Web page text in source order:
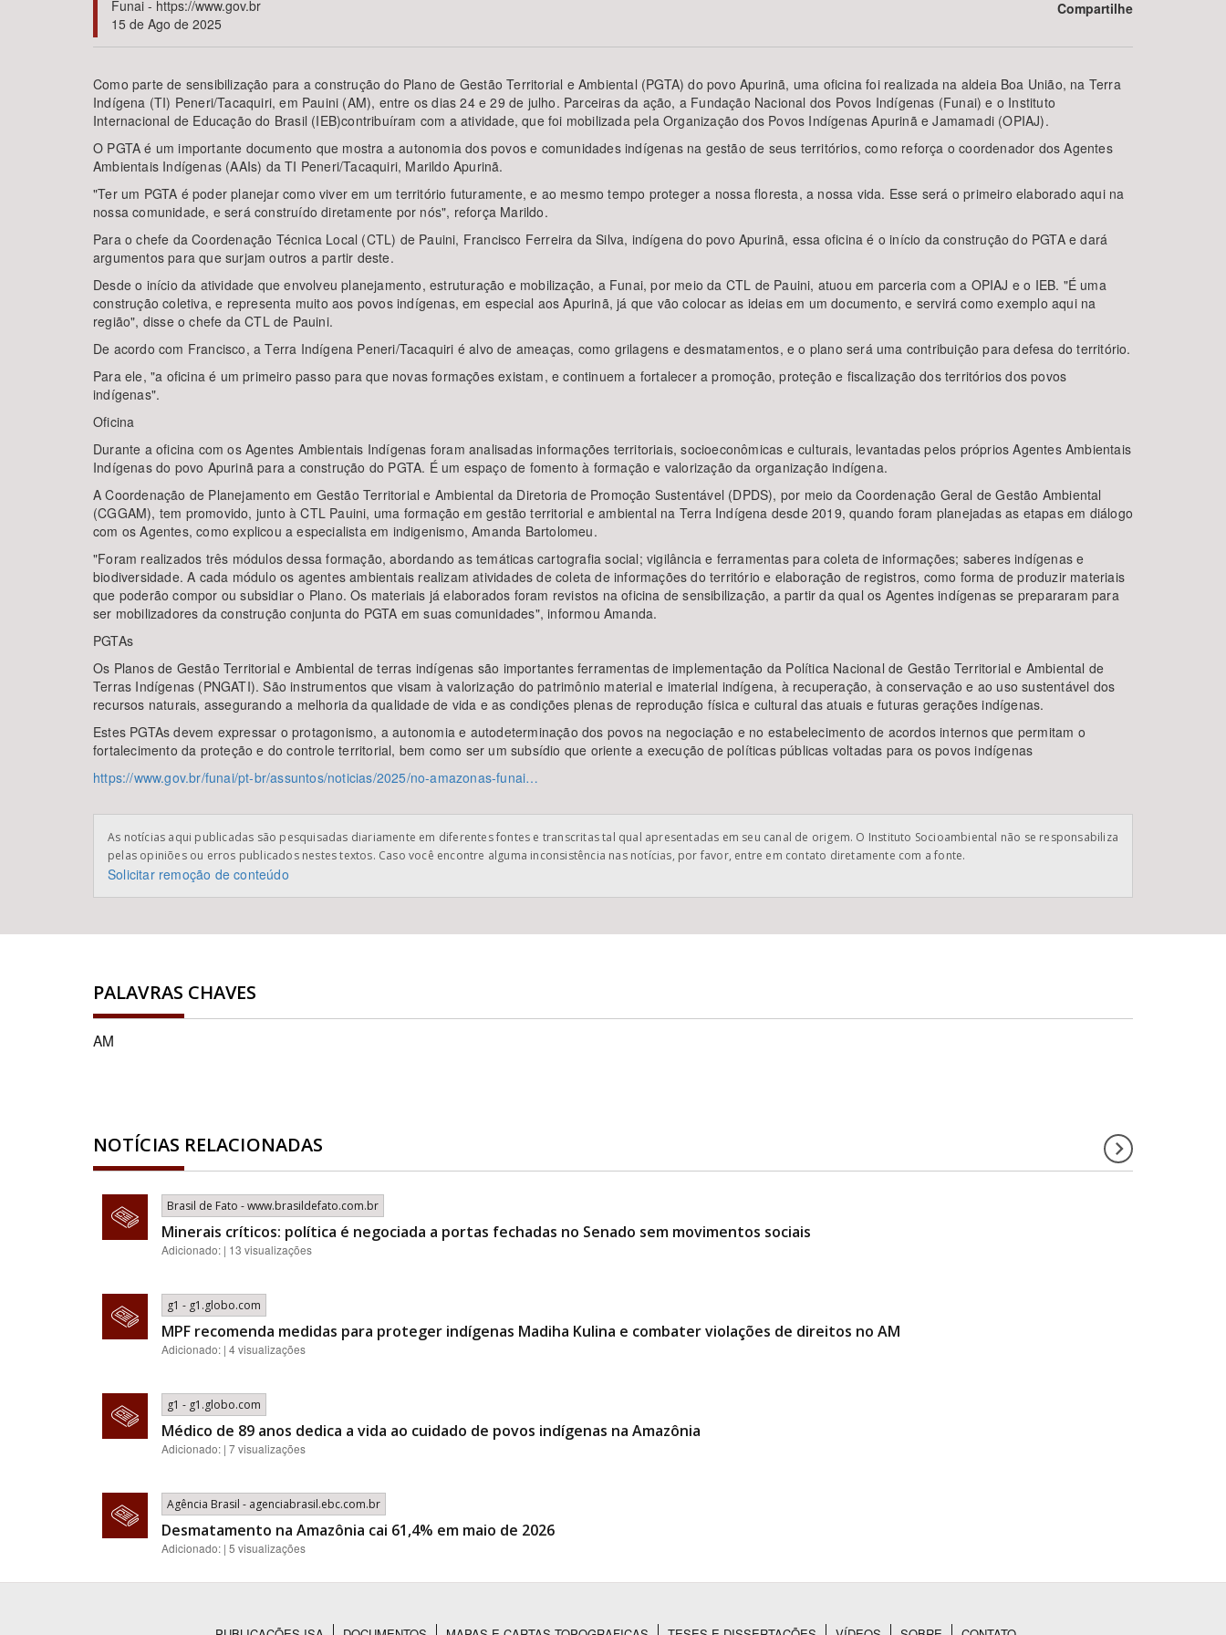
Área de Levantamento Área Protegida
BUSCAR
Funai - https://www.gov.br
15 de Ago de 2025
Compartilhe
Como parte de sensibilização para a construção do Plano de Gestão Territorial e Ambiental (PGTA) do povo Apurinã, uma oficina foi realizada na aldeia Boa União, na Terra
Indígena (TI) Peneri/Tacaquiri, em Pauini (AM), entre os dias 24 e 29 de julho. Parceiras da ação, a Fundação Nacional dos Povos Indígenas (Funai) e o Instituto
Internacional de Educação do Brasil (IEB)contribuíram com a atividade, que foi mobilizada pela Organização dos Povos Indígenas Apurinã e Jamamadi (OPIAJ).
O PGTA é um importante documento que mostra a autonomia dos povos e comunidades indígenas na gestão de seus territórios, como reforça o coordenador dos Agentes
Ambientais Indígenas (AAIs) da TI Peneri/Tacaquiri, Marildo Apurinã.
"Ter um PGTA é poder planejar como viver em um território futuramente, e ao mesmo tempo proteger a nossa floresta, a nossa vida. Esse será o primeiro elaborado aqui na
nossa comunidade, e será construído diretamente por nós", reforça Marildo.
Para o chefe da Coordenação Técnica Local (CTL) de Pauini, Francisco Ferreira da Silva, indígena do povo Apurinã, essa oficina é o início da construção do PGTA e dará
argumentos para que surjam outros a partir deste.
Desde o início da atividade que envolveu planejamento, estruturação e mobilização, a Funai, por meio da CTL de Pauini, atuou em parceria com a OPIAJ e o IEB. "É uma
construção coletiva, e representa muito aos povos indígenas, em especial aos Apurinã, já que vão colocar as ideias em um documento, e servirá como exemplo aqui na
região", disse o chefe da CTL de Pauini.
De acordo com Francisco, a Terra Indígena Peneri/Tacaquiri é alvo de ameaças, como grilagens e desmatamentos, e o plano será uma contribuição para defesa do território.
Para ele, "a oficina é um primeiro passo para que novas formações existam, e continuem a fortalecer a promoção, proteção e fiscalização dos territórios dos povos
indígenas".
Oficina
Durante a oficina com os Agentes Ambientais Indígenas foram analisadas informações territoriais, socioeconômicas e culturais, levantadas pelos próprios Agentes Ambientais
Indígenas do povo Apurinã para a construção do PGTA. É um espaço de fomento à formação e valorização da organização indígena.
A Coordenação de Planejamento em Gestão Territorial e Ambiental da Diretoria de Promoção Sustentável (DPDS), por meio da Coordenação Geral de Gestão Ambiental
(CGGAM), tem promovido, junto à CTL Pauini, uma formação em gestão territorial e ambiental na Terra Indígena desde 2019, quando foram planejadas as etapas em diálogo
com os Agentes, como explicou a especialista em indigenismo, Amanda Bartolomeu.
"Foram realizados três módulos dessa formação, abordando as temáticas cartografia social; vigilância e ferramentas para coleta de informações; saberes indígenas e
biodiversidade. A cada módulo os agentes ambientais realizam atividades de coleta de informações do território e elaboração de registros, como forma de produzir materiais
que poderão compor ou subsidiar o Plano. Os materiais já elaborados foram revistos na oficina de sensibilização, a partir da qual os Agentes indígenas se prepararam para
ser mobilizadores da construção conjunta do PGTA em suas comunidades", informou Amanda.
PGTAs
Os Planos de Gestão Territorial e Ambiental de terras indígenas são importantes ferramentas de implementação da Política Nacional de Gestão Territorial e Ambiental de
Terras Indígenas (PNGATI). São instrumentos que visam à valorização do patrimônio material e imaterial indígena, à recuperação, à conservação e ao uso sustentável dos
recursos naturais, assegurando a melhoria da qualidade de vida e as condições plenas de reprodução física e cultural das atuais e futuras gerações indígenas.
Estes PGTAs devem expressar o protagonismo, a autonomia e autodeterminação dos povos na negociação e no estabelecimento de acordos internos que permitam o
fortalecimento da proteção e do controle territorial, bem como ser um subsídio que oriente a execução de políticas públicas voltadas para os povos indígenas
https://www.gov.br/funai/pt-br/assuntos/noticias/2025/no-amazonas-funai…
As notícias aqui publicadas são pesquisadas diariamente em diferentes fontes e transcritas tal qual apresentadas em seu canal de origem. O Instituto Socioambiental não se responsabiliza
pelas opiniões ou erros publicados nestes textos. Caso você encontre alguma inconsistência nas notícias, por favor, entre em contato diretamente com a fonte.
Solicitar remoção de conteúdo
PALAVRAS CHAVES
AM
NOTÍCIAS RELACIONADAS
Brasil de Fato - www.brasildefato.com.br
Minerais críticos: política é negociada a portas fechadas no Senado sem movimentos sociais
Adicionado: | 13 visualizações
g1 - g1.globo.com
MPF recomenda medidas para proteger indígenas Madiha Kulina e combater violações de direitos no AM
Adicionado: | 4 visualizações
g1 - g1.globo.com
Médico de 89 anos dedica a vida ao cuidado de povos indígenas na Amazônia
Adicionado: | 7 visualizações
Agência Brasil - agenciabrasil.ebc.com.br
Desmatamento na Amazônia cai 61,4% em maio de 2026
Adicionado: | 5 visualizações